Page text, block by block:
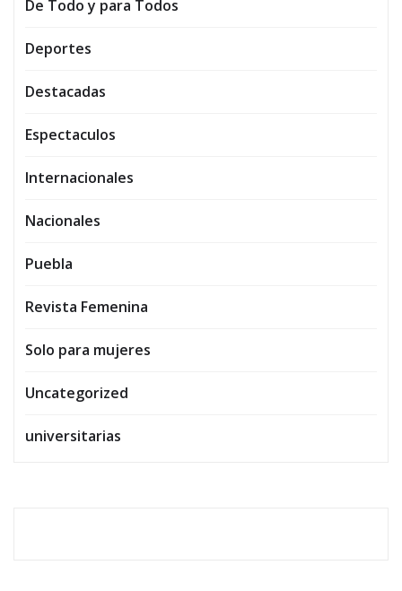
De Todo y para Todos
Deportes
Destacadas
Espectaculos
Internacionales
Nacionales
Puebla
Revista Femenina
Solo para mujeres
Uncategorized
universitarias